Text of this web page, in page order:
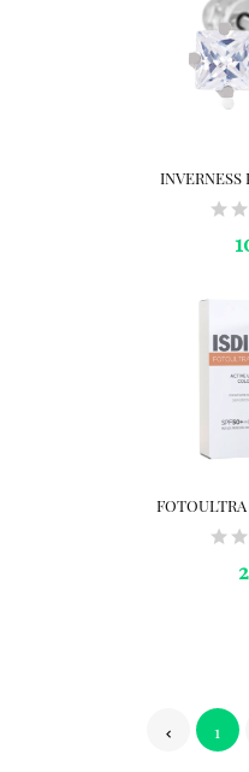
INVERNESS
1